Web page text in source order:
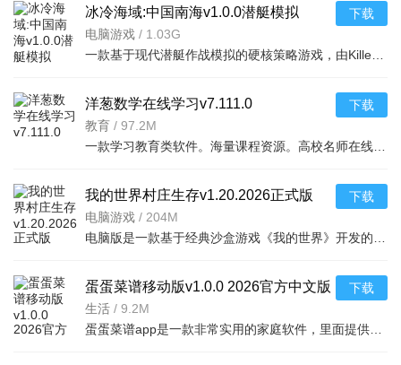
冰冷海域:中国南海v1.0.0潜艇模拟
电脑游戏 / 1.03G
下载
洋葱数学在线学习v7.111.0
教育 / 97.2M
下载
我的世界村庄生存v1.20.2026正式版
电脑游戏 / 204M
下载
蛋蛋菜谱移动版v1.0.0 2026官方中文版
生活 / 9.2M
下载